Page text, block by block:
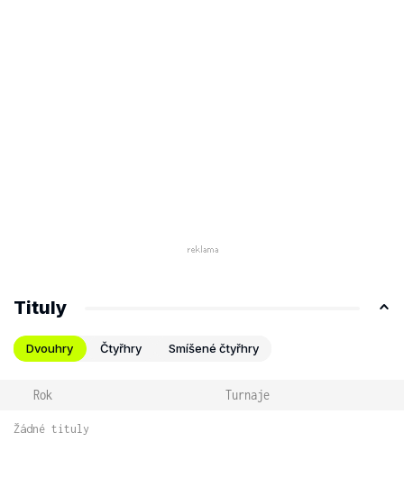
Tituly
Dvouhry Čtyřhry Smíšené čtyřhry
Rok Turnaje
Žádné tituly